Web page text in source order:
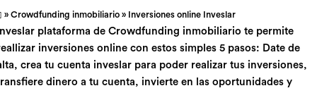
» Crowdfunding inmobiliario » Inversiones online Inveslar
plataforma de Crowdfunding inmobiliario te permite
inversiones online con estos simples 5 pasos: Date de
crea tu cuenta inveslar para poder realizar tus inversiones,
dinero a tu cuenta, invierte en las oportunidades y